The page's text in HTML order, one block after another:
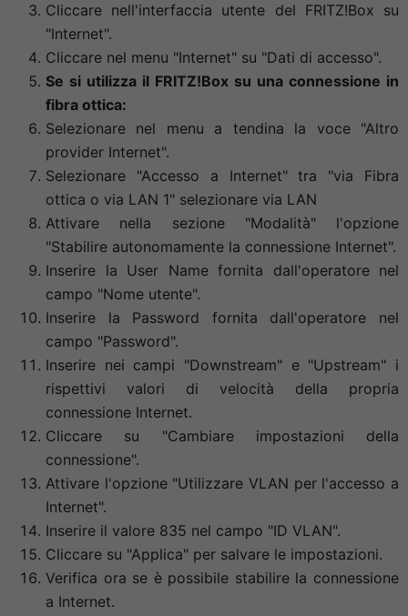
Cliccare nell'interfaccia utente del FRITZ!Box su
"Internet".
Cliccare nel menu "Internet" su "Dati di accesso".
Se si utilizza il FRITZ!Box su una connessione in
fibra ottica:
Selezionare nel menu a tendina la voce "Altro
provider Internet".
Selezionare "Accesso a Internet" tra "via Fibra
ottica o via LAN 1" selezionare via LAN
Attivare nella sezione "Modalità" l'opzione
"Stabilire autonomamente la connessione Internet".
Inserire la User Name fornita dall'operatore nel
campo "Nome utente".
Inserire la Password fornita dall'operatore nel
campo "Password".
Inserire nei campi "Downstream" e "Upstream" i
rispettivi valori di velocità della propria
connessione Internet.
Cliccare su "Cambiare impostazioni della
connessione".
Attivare l'opzione "Utilizzare VLAN per l'accesso a
Internet".
Inserire il valore 835 nel campo "ID VLAN".
Cliccare su "Applica" per salvare le impostazioni.
Verifica ora se è possibile stabilire la connessione
a Internet.